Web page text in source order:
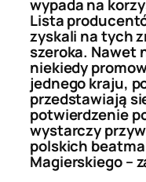
wypada na
Lista
zyskali na tych
szeroka. Nawet
niekiedy
jednego kraju,
przedstawiają
potwierdzenie
wystarczy
polskich
Magierskiego –